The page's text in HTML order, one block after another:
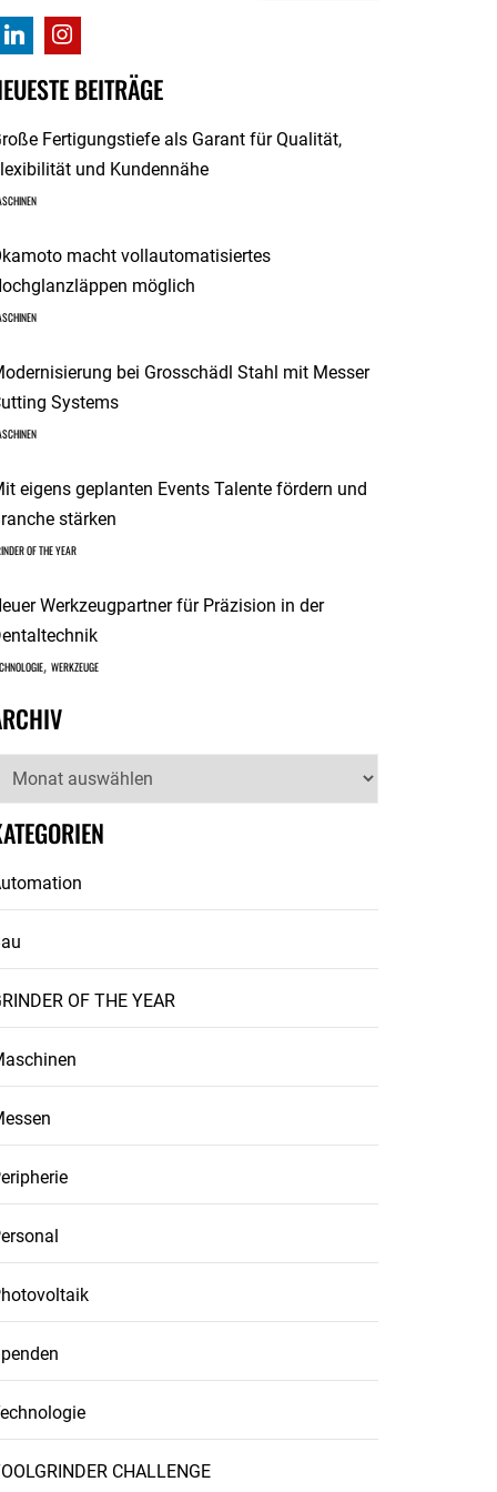
BEITRÄGE
Fertigungstiefe als Garant für Qualität,
und Kundennähe
macht vollautomatisiertes
möglich
bei Grosschädl Stahl mit Messer
Systems
eigens geplanten Events Talente fördern und
stärken
OF THE YEAR
Werkzeugpartner für Präzision in der
, WERKZEUGE
Archiv
OF THE YEAR
CHALLENGE